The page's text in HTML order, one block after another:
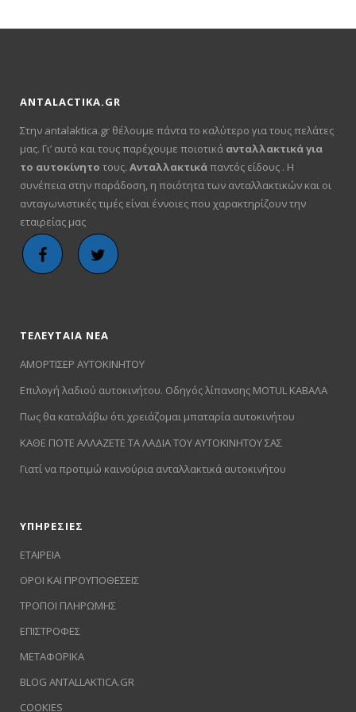
ANTALACTIKA.GR
Στην antalaktica.gr θέλουμε πάντα το καλύτερο για τους πελάτες
μας. Γι’ αυτό και τους παρέχουμε ποιοτικά ανταλλακτικά για
το αυτοκίνητο τους. Ανταλλακτικάπαντός είδους . Η
συνέπεια στην παράδοση, η ποιότητα των ανταλλακτικών και οι
ανταγωνιστικές τιμές είναι έννοιες που χαρακτηρίζουν την
εταιρείας μας
ΤΕΛΕΥΤΑΙΑ ΝΕΑ
ΑΜΟΡΤΙΣΕΡ ΑΥΤΟΚΙΝΗΤΟΥ
Επιλογή λαδιού αυτοκινήτου. Οδηγός λίπανσης MOTUL ΚΑΒΑΛΑ
Πως θα καταλάβω ότι χρειάζομαι μπαταρία αυτοκινήτου
ΚΑΘΕ ΠΟΤΕ ΑΛΛΑΖΕΤΕ ΤΑ ΛΑΔΙΑ ΤΟΥ ΑΥΤΟΚΙΝΗΤΟΥ ΣΑΣ
Γιατί να προτιμώ καινούρια ανταλλακτικά αυτοκινήτου
ΥΠΗΡΕΣΙΕΣ
ΕΤΑΙΡΕΙΑ
ΟΡΟΙ ΚΑΙ ΠΡΟΥΠΟΘΕΣΕΙΣ
ΤΡΟΠΟΙ ΠΛΗΡΩΜΗΣ
ΕΠΙΣΤΡΟΦΕΣ
ΜΕΤΑΦΟΡΙΚΑ
BLOG ANTALLAKTICA.GR
COOKIES